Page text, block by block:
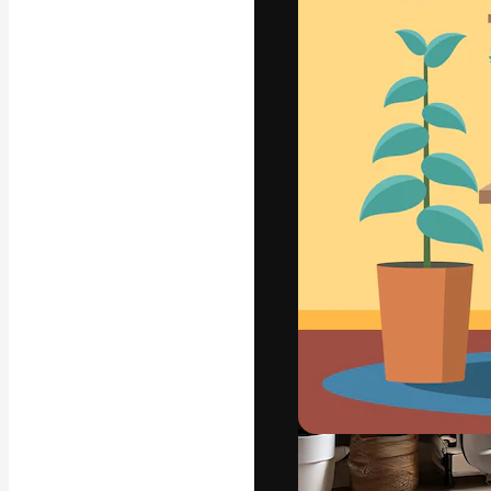
La plataforma
trabajo. Más
entre
estudios.
Español
Copyright ©